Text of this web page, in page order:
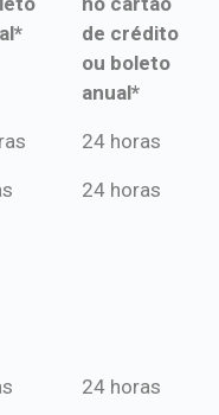
de crédito
ou boleto
anual*
*Pagamento
de crédito
24 horas
24 horas
24 horas